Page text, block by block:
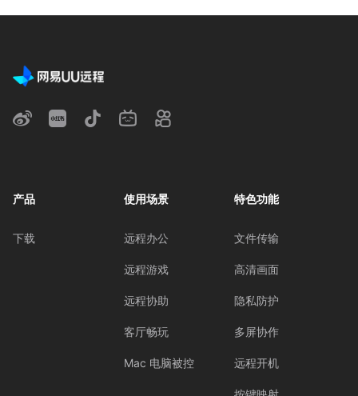
产品
下载
使用场景
远程办公
远程游戏
远程协助
客厅畅玩
Mac 电脑被控
特色功能
文件传输
高清画面
隐私防护
多屏协作
远程开机